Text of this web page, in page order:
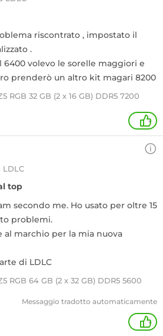
riscontrato , impostato il
.
volevo le sorelle maggiori e
prenderò un altro kit magari 8200
RGB 32 GB (2 x 16 GB) DDR5 7200
+
LDLC
top
secondo me. Ho usato per oltre 15
problemi.
marchio per la mia nuova
di LDLC
RGB 64 GB (2 x 32 GB) DDR5 5600
Messaggio tradotto automaticamente
+